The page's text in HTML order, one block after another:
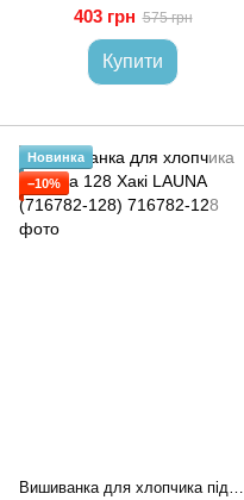
403 грн 575 грн
Купити
Новинка
−10%